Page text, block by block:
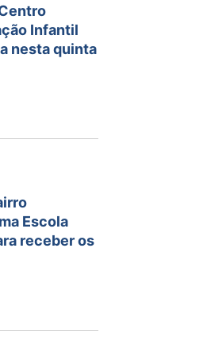
Infantil
nesta quinta
Escola
receber os